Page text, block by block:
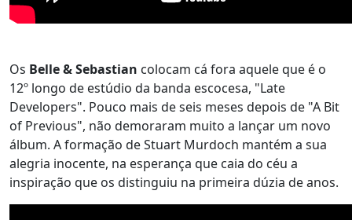
Os Belle & Sebastian colocam cá fora aquele que é o
12º longo de estúdio da banda escocesa, "Late
Developers". Pouco mais de seis meses depois de "A Bit
of Previous", não demoraram muito a lançar um novo
álbum. A formação de Stuart Murdoch mantém a sua
alegria inocente, na esperança que caia do céu a
inspiração que os distinguiu na primeira dúzia de anos.